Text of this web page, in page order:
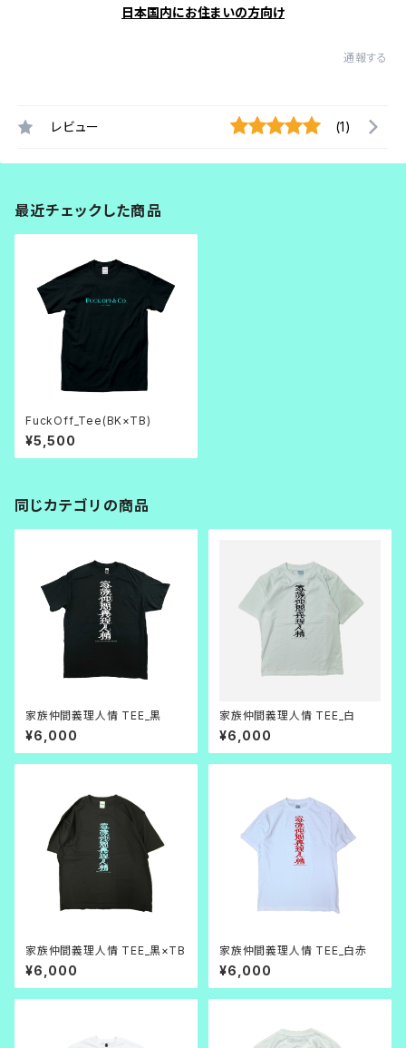
日本国内にお住まいの方向け
通報する
レビュー (1)
最近チェックした商品
FuckOff_Tee(BK×TB)
¥5,500
同じカテゴリの商品
家族仲間義理人情 TEE_黒
¥6,000
家族仲間義理人情 TEE_白
¥6,000
家族仲間義理人情 TEE_黒×TB
¥6,000
家族仲間義理人情 TEE_白赤
¥6,000